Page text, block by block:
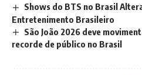
Shows do BTS no Brasil
Entretenimento Brasileiro
São João 2026 deve
recorde de público no Brasil